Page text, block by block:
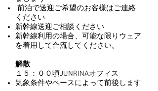
前泊で送迎ご希望のお客様はご連絡
ください
新幹線送迎ご相談ください
新幹線利用の場合、可能な限りウェア
を着用して合流してください。
解散
１５：００頃JUNRINAオフィス
気象条件やペースによって前後します